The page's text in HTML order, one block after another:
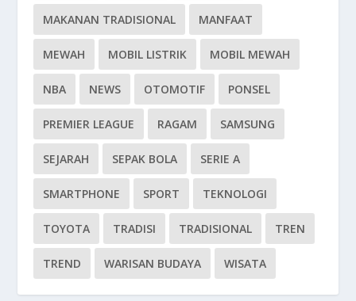
MAKANAN TRADISIONAL MANFAAT
MEWAH MOBIL LISTRIK MOBIL MEWAH
NBA NEWS OTOMOTIF PONSEL
PREMIER LEAGUE RAGAM SAMSUNG
SEJARAH SEPAK BOLA SERIE A
SMARTPHONE SPORT TEKNOLOGI
TOYOTA TRADISI TRADISIONAL TREN
TREND WARISAN BUDAYA WISATA